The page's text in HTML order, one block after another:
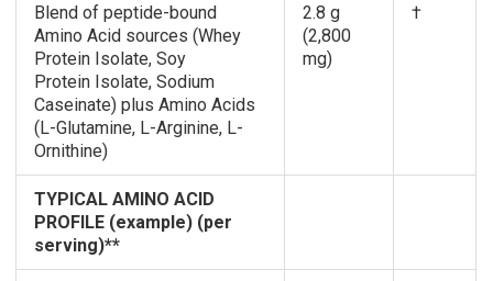
Blend of peptide-bound
Amino Acid sources (Whey
Protein Isolate, Soy
Protein Isolate, Sodium
Caseinate) plus Amino Acids
(L-Glutamine, L-Arginine, L-
Ornithine)
2.8 g
(2,800
mg)
†
TYPICAL AMINO ACID
PROFILE (example) (per
serving)**